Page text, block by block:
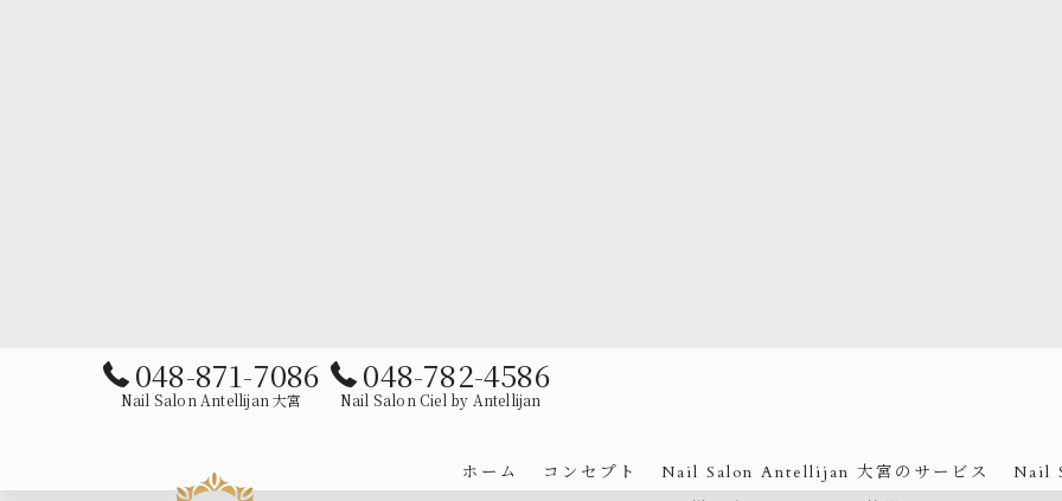
048-871-7086
Nail Salon Antellijan 大宮
048-782-4586
Nail Salon Ciel by Antellijan
ホーム コンセプト Nail Salon Antellijan 大宮のサービス Nail